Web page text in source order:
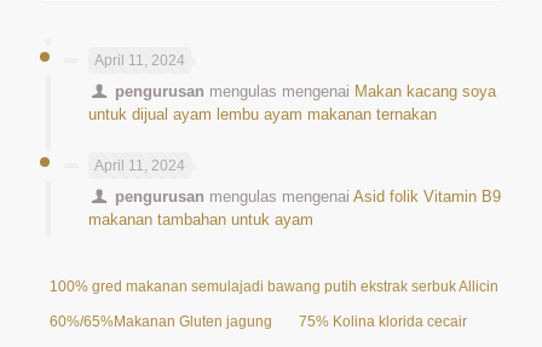
April 11, 2024
pengurusan mengulas mengenai Makan kacang soya
untuk dijual ayam lembu ayam makanan ternakan
April 11, 2024
pengurusan mengulas mengenaiAsid folik Vitamin B9
makanan tambahan untuk ayam
100% gred makanan semulajadi bawang putih ekstrak serbuk Allicin 25%
60%/65%Makanan Gluten jagung 75% Kolina klorida cecair